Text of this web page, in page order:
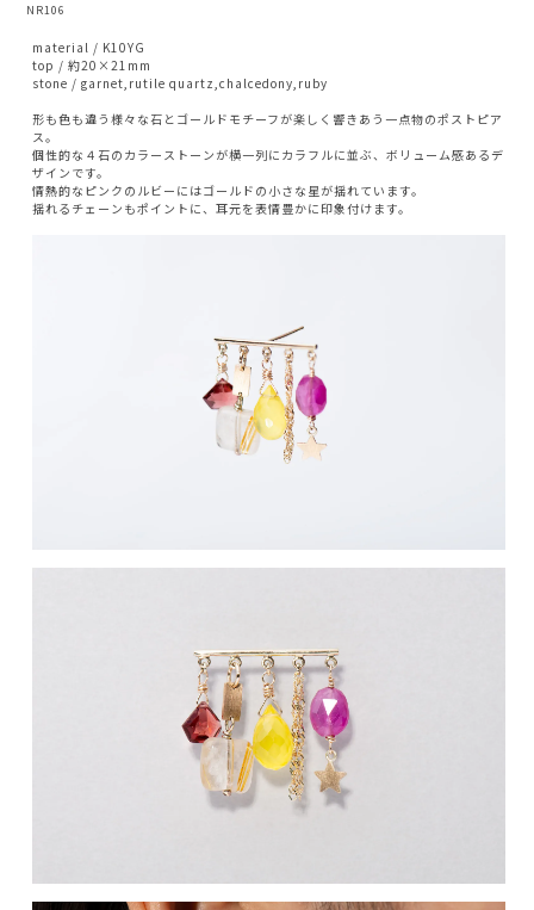
NR106
material / K10YG
top / 約20×21mm
stone / garnet,rutile quartz,chalcedony,ruby
形も色も違う様々な石とゴールドモチーフが楽しく響きあう一点物のポストピア
ス。
個性的な４石のカラーストーンが横一列にカラフルに並ぶ、ボリューム感あるデ
ザインです。
情熱的なピンクのルビーにはゴールドの小さな星が揺れています。
揺れるチェーンもポイントに、耳元を表情豊かに印象付けます。